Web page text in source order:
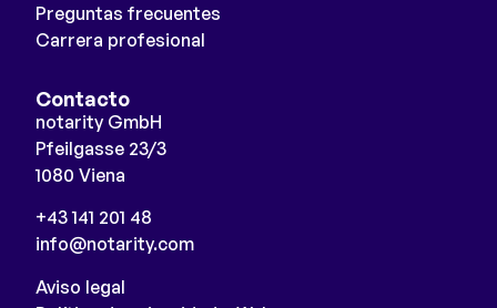
Preguntas frecuentes
Carrera profesional
Contacto
notarity GmbH
Pfeilgasse 23/3
1080 Viena
+43 141 201 48
info@notarity.com
Aviso legal